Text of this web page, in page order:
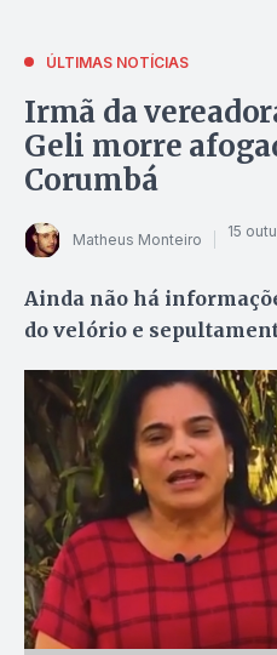
ÚLTIMAS NOTÍCIAS
Irmã da
Geli morre
Corumbá
Matheus Monteiro 15
Ainda não há
do velório e